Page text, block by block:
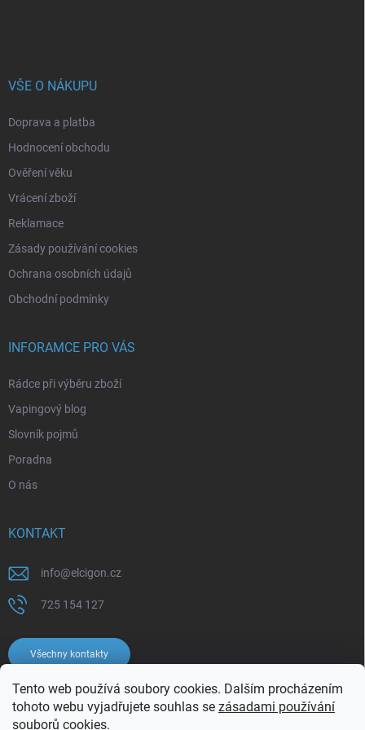
Tento web používá soubory cookies. Dalším procházením
tohoto webu vyjadřujete souhlas se zásadami používání
souborů cookies.
VŠE O NÁKUPU
Doprava a platba
Hodnocení obchodu
Ověření věku
Vrácení zboží
Reklamace
Zásady používání cookies
Ochrana osobních údajů
Obchodní podmínky
INFORAMCE PRO VÁS
Rádce při výběru zboží
Vapingový blog
Slovník pojmů
Poradna
O nás
KONTAKT
info@elcigon.cz
725 154 127
Všechny kontakty